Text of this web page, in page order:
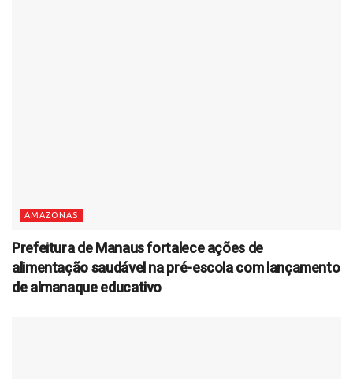
AMAZONAS
Prefeitura de Manaus fortalece ações de
alimentação saudável na pré-escola com lançamento
de almanaque educativo